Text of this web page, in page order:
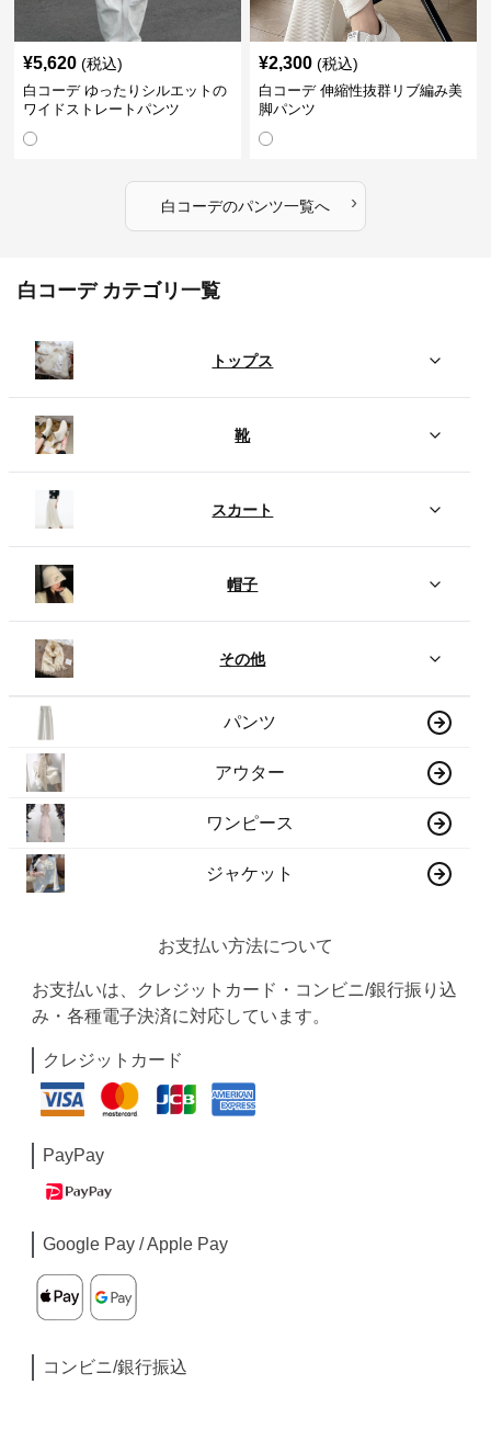
¥5,620 (税込)
白コーデ ゆったりシルエットの
ワイドストレートパンツ
¥2,300 (税込)
白コーデ 伸縮性抜群リブ編み美
脚パンツ
白コーデのパンツ一覧へ ›
白コーデ カテゴリ一覧
トップス
靴
スカート
帽子
その他
パンツ
アウター
ワンピース
ジャケット
お支払い方法について
お支払いは、クレジットカード・コンビニ/銀行振り込
み・各種電子決済に対応しています。
クレジットカード
PayPay
Google Pay / Apple Pay
コンビニ/銀行振込